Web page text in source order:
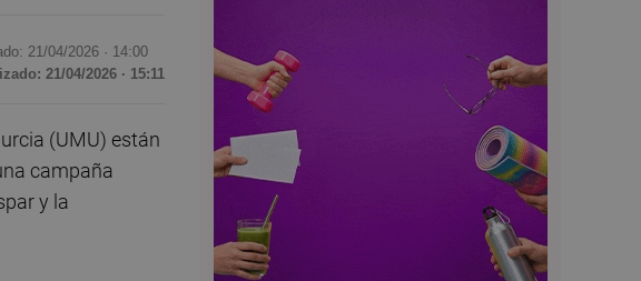
21/04/2026 · 14:00
21/04/2026 · 15:11
(UMU) están
campaña
y la